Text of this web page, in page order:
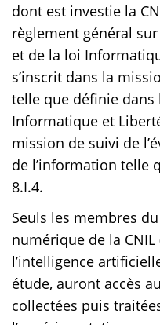
dont est investie la
règlement général
et de la loi
s’inscrit dans la
telle que définie dans
Informatique et
mission de suivi de
de l’information telle
8.I.4.
Seuls les membres
numérique de la CNIL
l’intelligence
étude, auront accès
collectées puis